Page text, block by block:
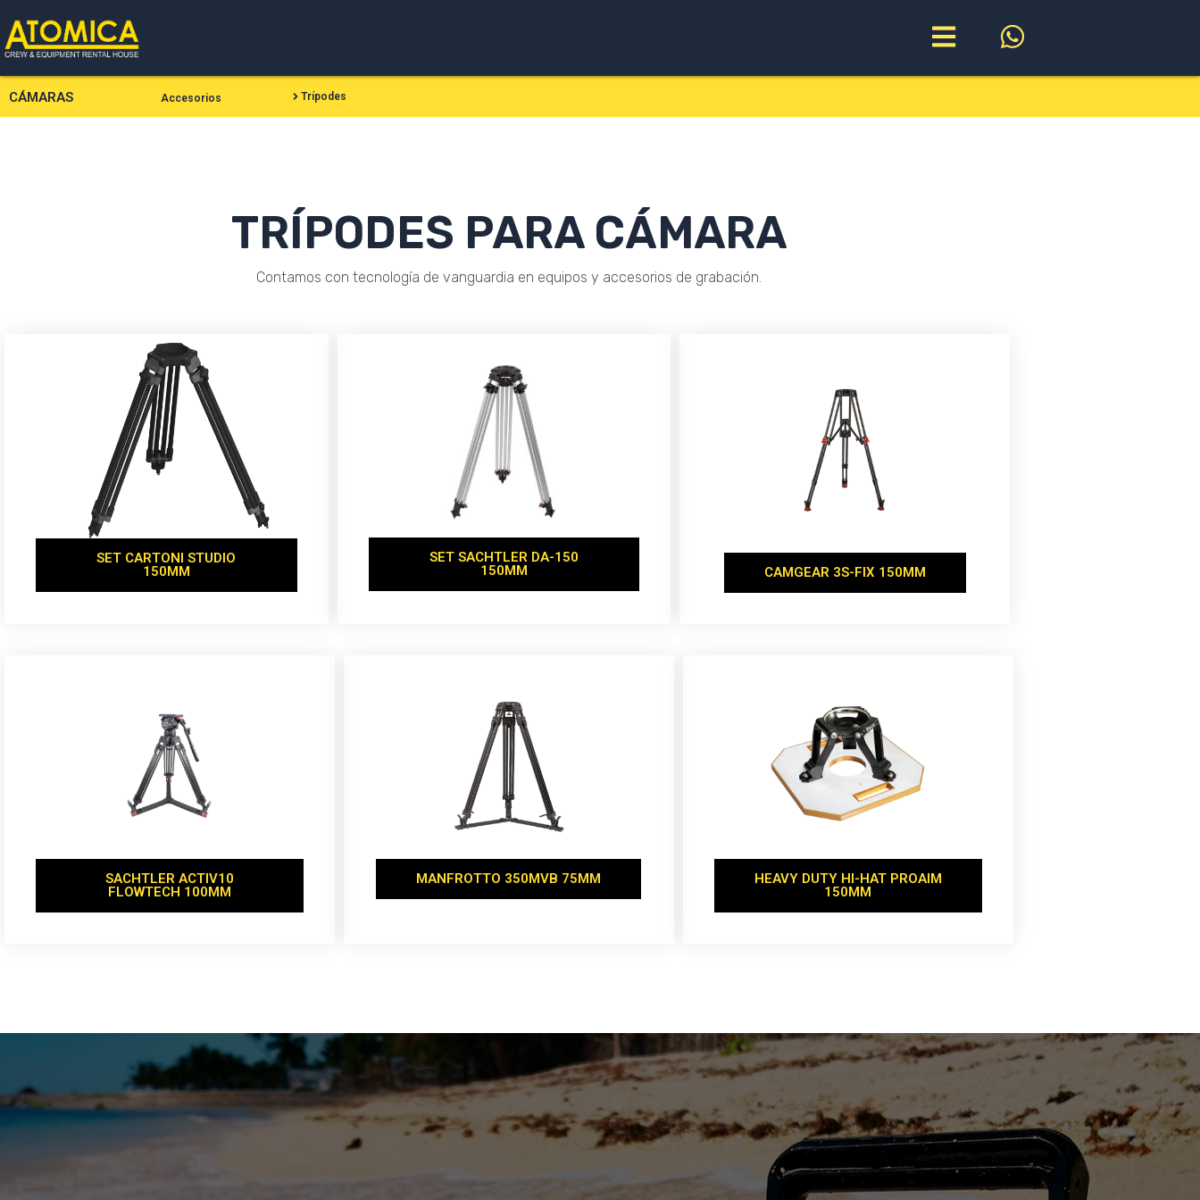
al
contenido
CÁMARAS Accesorios Trípodes
TRÍPODES PARA CÁMARA
Contamos con tecnología de vanguardia en equipos y accesorios de grabación.
SET CARTONI STUDIO
150MM
SET SACHTLER DA-150
150MM
CAMGEAR 3S-FIX 150MM
SACHTLER ACTIV10
FLOWTECH 100MM
MANFROTTO 350MVB 75MM
HEAVY DUTY HI-HAT PROAIM
150MM